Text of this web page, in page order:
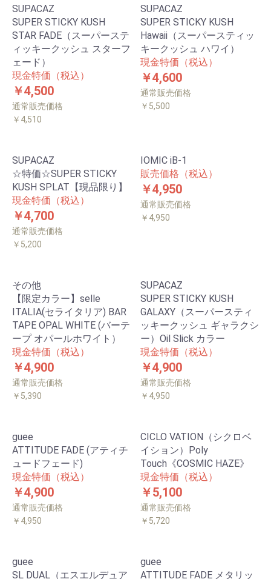
SUPACAZ
SUPER STICKY KUSH
STAR FADE（スーパーステ
ィッキークッシュ スターフ
ェード）
現金特価（税込）
￥4,500
通常販売価格
￥4,510
SUPACAZ
SUPER STICKY KUSH
Hawaii（スーパースティッ
キークッシュ ハワイ）
現金特価（税込）
￥4,600
通常販売価格
￥5,500
SUPACAZ
☆特価☆SUPER STICKY
KUSH SPLAT【現品限り】
現金特価（税込）
￥4,700
通常販売価格
￥5,200
IOMIC iB-1
販売価格（税込）
￥4,950
通常販売価格
￥4,950
その他
【限定カラー】selle
ITALIA(セライタリア) BAR
TAPE OPAL WHITE (バーテ
ープ オパールホワイト）
現金特価（税込）
￥4,900
通常販売価格
￥5,390
SUPACAZ
SUPER STICKY KUSH
GALAXY（スーパースティ
ッキークッシュ ギャラクシ
ー）Oil Slick カラー
現金特価（税込）
￥4,900
通常販売価格
￥4,950
guee
ATTITUDE FADE (アティチ
ュードフェード)
現金特価（税込）
￥4,900
通常販売価格
￥4,950
CICLO VATION（シクロベ
イション）Poly
Touch《COSMIC HAZE》
現金特価（税込）
￥5,100
通常販売価格
￥5,720
guee
SL DUAL（エスエルデュア
guee
ATTITUDE FADE メタリッ